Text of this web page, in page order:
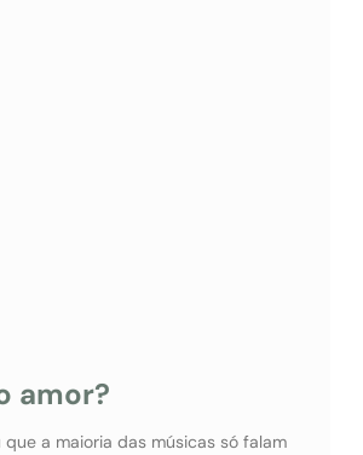
amor?
que a maioria das músicas só falam